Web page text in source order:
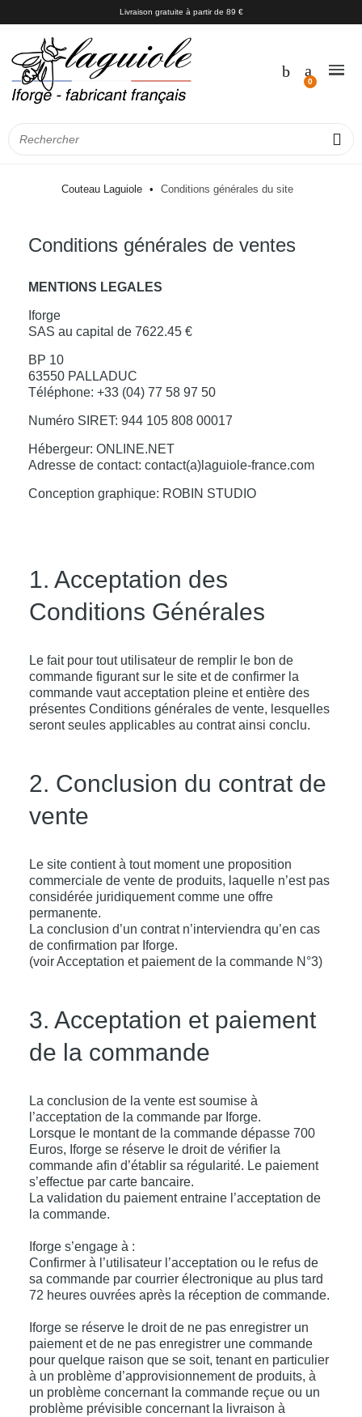
Livraison gratuite à partir de 89 €
Couteau Laguiole Conditions générales du site
Conditions générales de ventes
MENTIONS LEGALES
Iforge
SAS au capital de 7622.45 €
BP 10
63550 PALLADUC
Téléphone: +33 (04) 77 58 97 50
Numéro SIRET: 944 105 808 00017
Hébergeur: ONLINE.NET
Adresse de contact: contact(a)laguiole-france.com
Conception graphique: ROBIN STUDIO
1. Acceptation des
Conditions Générales
Le fait pour tout utilisateur de remplir le bon de
commande figurant sur le site et de confirmer la
commande vaut acceptation pleine et entière des
présentes Conditions générales de vente, lesquelles
seront seules applicables au contrat ainsi conclu.
2. Conclusion du contrat de
vente
Le site contient à tout moment une proposition
commerciale de vente de produits, laquelle n’est pas
considérée juridiquement comme une offre
permanente.
La conclusion d’un contrat n’interviendra qu’en cas
de confirmation par Iforge.
(voir Acceptation et paiement de la commande N°3)
3. Acceptation et paiement
de la commande
La conclusion de la vente est soumise à
l’acceptation de la commande par Iforge.
Lorsque le montant de la commande dépasse 700
Euros, Iforge se réserve le droit de vérifier la
commande afin d’établir sa régularité. Le paiement
s’effectue par carte bancaire.
La validation du paiement entraine l’acceptation de
la commande.
Iforge s’engage à :
Confirmer à l’utilisateur l’acceptation ou le refus de
sa commande par courrier électronique au plus tard
72 heures ouvrées après la réception de commande.
Iforge se réserve le droit de ne pas enregistrer un
paiement et de ne pas enregistrer une commande
pour quelque raison que se soit, tenant en particulier
à un problème d’approvisionnement de produits, à
un problème concernant la commande reçue ou un
problème prévisible concernant la livraison à